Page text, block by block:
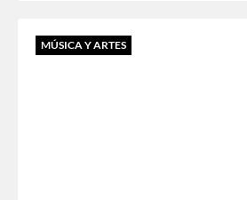
MÚSICA Y ARTES